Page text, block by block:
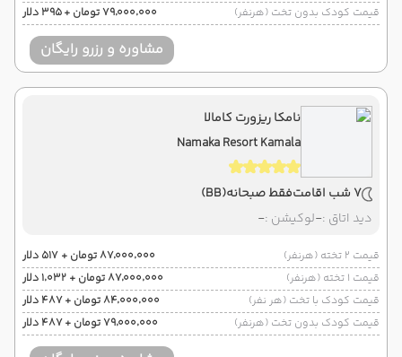
قیمت کودک بدون تخت (هرنفر)
۷۹٬۰۰۰٬۰۰۰ تومان + ۳۹۵ دلار
مشاوره و رزرو رایگان
نامکا ریزورت کامالا
Namaka Resort Kamala
7 شب اقامت فقط صبحانه(BB)
دید اتاق :-لوکیشن :-
قیمت 2 تخته (هرنفر)
۸۷٬۰۰۰٬۰۰۰ تومان + ۵۱۷ دلار
قیمت 1 تخته (هرنفر)
۸۷٬۰۰۰٬۰۰۰ تومان + ۱٬۰۳۲ دلار
قیمت کودک با تخت (هر نفر)
۸۴٬۰۰۰٬۰۰۰ تومان + ۴۸۷ دلار
قیمت کودک بدون تخت (هرنفر)
۷۹٬۰۰۰٬۰۰۰ تومان + ۴۸۷ دلار